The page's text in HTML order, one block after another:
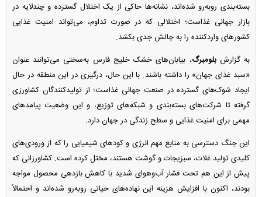
بسته‌بندی روبه‌رو شده‌اند، نشانه‌ها حاکی از یک اختلال گسترده و چندلایه در
بازار جهانی غذاست؛ اختلالی که در صورت تداوم، می‌تواند امنیت غذایی
کشورهای واردکننده را به چالش جدی بکشد.
به گزارشبلومبرگ، بیابان‌های خشک خلیج فارس به‌سختی می‌توانند عنوان
«سبد غذای جهان» را داشته باشند. با این حال، درگیری در این منطقه در حال
ایجاد شوک‌های گسترده در صنعت جهانی غذاست؛ از تولیدکنندگان کشاورزی
گرفته تا شرکت‌های بسته‌بندی و شبکه‌های توزیع، و این وضعیت پیامدهای
مهمی برای امنیت غذایی و سطح زندگی در جهان دارد.
این جنگ دسترسی به منابع مهم انرژی و کودهای شیمیایی را که از ورودی‌های
کلیدی تولید غلات، سبزیجات و گوشت هستند، مختل کرده است. کشاورزانی که
پیش از این هم تحت فشار آب‌وهوای شدید با کاهش بازدهی محصول مواجه
بودند، اکنون با افزایش هزینه این نهاده‌های حیاتی روبه‌رو شده‌اند و احتمالاً